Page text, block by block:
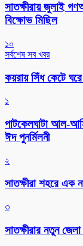
সাতক্ষীরায় জুলাই
বিক্ষোভ মিছিল
১০
সর্বশেষ সব খবর
কয়রায় সিঁধ কেটে
১
পাটকেলঘাটা আল-
ঈদ পুনর্মিলনী
২
সাতক্ষীরা শহরে এক
৩
সাতক্ষীরার নতুন